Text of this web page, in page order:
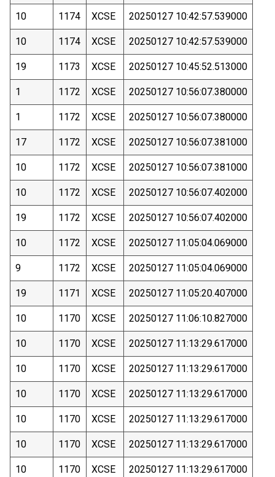
10 1174 XCSE 20250127 10:42:57.539000
10 1174 XCSE 20250127 10:42:57.539000
19 1173 XCSE 20250127 10:45:52.513000
1 1172 XCSE 20250127 10:56:07.380000
1 1172 XCSE 20250127 10:56:07.380000
17 1172 XCSE 20250127 10:56:07.381000
10 1172 XCSE 20250127 10:56:07.381000
10 1172 XCSE 20250127 10:56:07.402000
19 1172 XCSE 20250127 10:56:07.402000
10 1172 XCSE 20250127 11:05:04.069000
9 1172 XCSE 20250127 11:05:04.069000
19 1171 XCSE 20250127 11:05:20.407000
10 1170 XCSE 20250127 11:06:10.827000
10 1170 XCSE 20250127 11:13:29.617000
10 1170 XCSE 20250127 11:13:29.617000
10 1170 XCSE 20250127 11:13:29.617000
10 1170 XCSE 20250127 11:13:29.617000
10 1170 XCSE 20250127 11:13:29.617000
10 1170 XCSE 20250127 11:13:29.617000